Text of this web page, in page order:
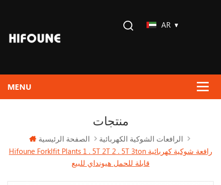
AR
منتجات
الصفحة الرئيسية
الرافعات الشوكية الكهربائية
Hifoune Forklfit Plants 1 . 5T 2T 2 . 5T 3ton رافعة شوكية كهربائية
قابلة للحمل هيونداي للبيع